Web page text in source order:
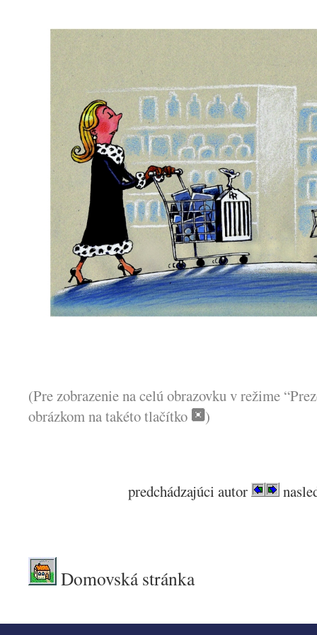
(Pre zobrazenie na celú obrazovku v režime
obrázkom na takéto tlačítko
)
predchádzajúci autor
Domovská stránka